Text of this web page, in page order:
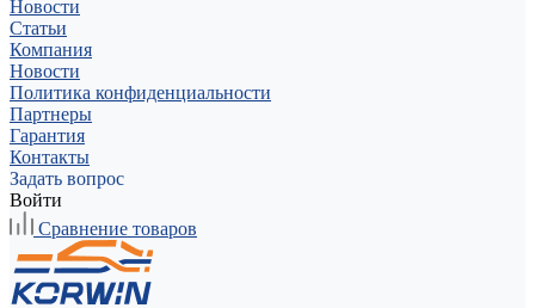
Новости
Статьи
Компания
Новости
Политика конфиденциальности
Партнеры
Гарантия
Контакты
Задать вопрос
Войти
Сравнение товаров